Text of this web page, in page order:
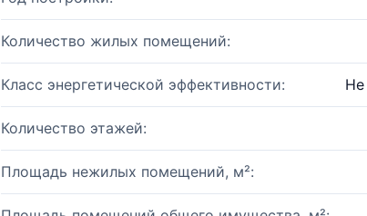
Количество жилых помещений:
Класс энергетической эффективности: Не
Количество этажей:
Площадь нежилых помещений, м²: